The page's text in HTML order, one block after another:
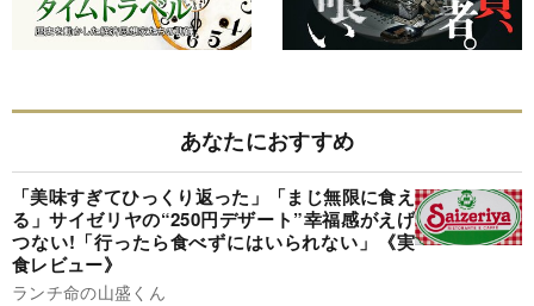
あなたにおすすめ
「美味すぎてひっくり返った」「まじ無限に食え
る」サイゼリヤの“250円デザート”幸福感がえげ
つない!「行ったら食べずにはいられない」《実
食レビュー》
ランチ命の山盛くん